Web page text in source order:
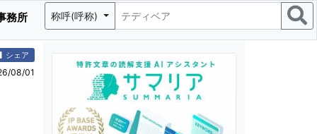
務所 称呼(呼称)
シェア
08/01